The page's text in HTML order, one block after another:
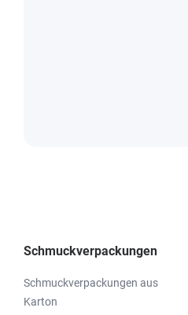
Schmuckverpackungen
Schmuckverpackungen aus
Karton